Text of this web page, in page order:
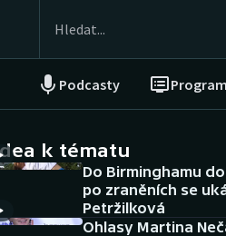
Podcasty Program
NEPŘEHLÉDNĚTE
Historické návraty
Aplikace ČT sport
k tématu
Do Birminghamu
po zraněních se
Petržilková
Ohlasy Martina